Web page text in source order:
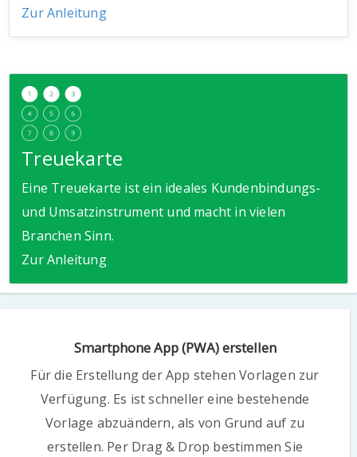
Zur Anleitung
Treuekarte
Eine Treuekarte ist ein ideales Kundenbindungs-
und Umsatzinstrument und macht in vielen
Branchen Sinn.
Zur Anleitung
Smartphone App (PWA) erstellen
Für die Erstellung der App stehen Vorlagen zur
Verfügung. Es ist schneller eine bestehende
Vorlage abzuändern, als von Grund auf zu
erstellen. Per Drag & Drop bestimmen Sie